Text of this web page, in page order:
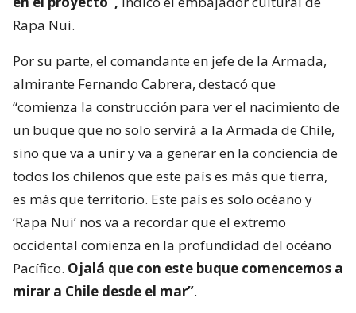
Rapa Nui.
Por su parte, el comandante en jefe de la Armada,
almirante Fernando Cabrera, destacó que
“comienza la construcción para ver el nacimiento de
un buque que no solo servirá a la Armada de Chile,
sino que va a unir y va a generar en la conciencia de
todos los chilenos que este país es más que tierra,
es más que territorio. Este país es solo océano y
‘Rapa Nui’ nos va a recordar que el extremo
occidental comienza en la profundidad del océano
Pacífico. Ojalá que con este buque comencemos a
mirar a Chile desde el mar”.